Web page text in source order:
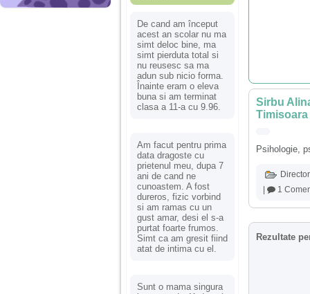
De cand am început
acest an scolar nu ma
simt deloc bine, ma
simt pierduta total si
nu reusesc sa ma
adun sub nicio forma.
Înainte eram o eleva
buna si am terminat
clasa a 11-a cu 9.96.
Am facut pentru prima
data dragoste cu
prietenul meu, dupa 7
ani de cand ne
cunoastem. A fost
dureros, fizic vorbind
si am ramas cu un
gust amar, desi el s-a
purtat foarte frumos.
Simt ca am gresit fiind
atat de intima cu el.
Sunt o mama singura
Sirbu
Timisoara
Psihologie,
1
Rezultate